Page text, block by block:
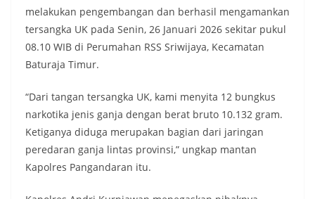
melakukan pengembangan dan berhasil mengamankan
tersangka UK pada Senin, 26 Januari 2026 sekitar pukul
08.10 WIB di Perumahan RSS Sriwijaya, Kecamatan
Baturaja Timur.
“Dari tangan tersangka UK, kami menyita 12 bungkus
narkotika jenis ganja dengan berat bruto 10.132 gram.
Ketiganya diduga merupakan bagian dari jaringan
peredaran ganja lintas provinsi,” ungkap mantan
Kapolres Pangandaran itu.